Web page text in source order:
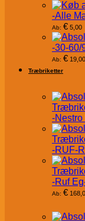
-Alle
Ab: € 5,00
-30-60/
Ab: € 19,00
Træbriketter
-
-RUF-
-Ruf
Ab: €